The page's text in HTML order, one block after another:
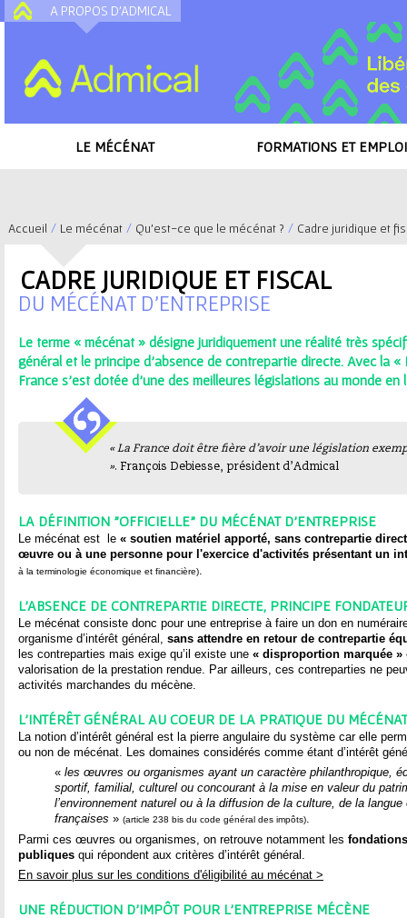
A PROPOS D'ADMICAL
LE MÉCÉNAT FORMATIONS ET
Accueil / Le mécénat / Qu'est-ce que le mécénat ? / Cadre juridique et
CADRE JURIDIQUE ET FISCAL
DU MÉCÉNAT D'ENTREPRISE
Le terme « mécénat » désigne juridiquement une réalité très
général et le principe d’absence de contrepartie directe. Avec la «
France s’est dotée d’une des meilleures législations au monde en
« La France doit être fière d’avoir une législation
». François Debiesse, président d’Admical
LA DÉFINITION "OFFICIELLE" DU MÉCÉNAT D'ENTREPRISE
Le mécénat est le « soutien matériel apporté, sans contrepartie
œuvre ou à une personne pour l'exercice d'activités présentant un
à la terminologie économique et financière).
L’ABSENCE DE CONTREPARTIE DIRECTE, PRINCIPE
Le mécénat consiste donc pour une entreprise à faire un don en
organisme d’intérêt général, sans attendre en retour de contrepartie
les contreparties mais exige qu’il existe une « disproportion marquée »
valorisation de la prestation rendue. Par ailleurs, ces contreparties ne
activités marchandes du mécène.
L'INTÉRÊT GÉNÉRAL AU COEUR DE LA PRATIQUE DU MÉCÉNAT
La notion d’intérêt général est la pierre angulaire du système car elle
ou non de mécénat. Les domaines considérés comme étant d’intérêt
« les œuvres ou organismes ayant un caractère philanthropique,
sportif, familial, culturel ou concourant à la mise en valeur du
l’environnement naturel ou à la diffusion de la culture, de la
françaises » (article 238 bis du code général des impôts).
Parmi ces œuvres ou organismes, on retrouve notamment les fondations
publiques qui répondent aux critères d’intérêt général.
En savoir plus sur les conditions d'éligibilité au mécénat >
UNE RÉDUCTION D'IMPÔT POUR L'ENTREPRISE MÉCÈNE